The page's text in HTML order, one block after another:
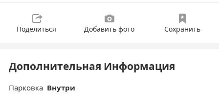
Поделиться Добавить фото Сохранить
Дополнительная Информация
Парковка Внутри